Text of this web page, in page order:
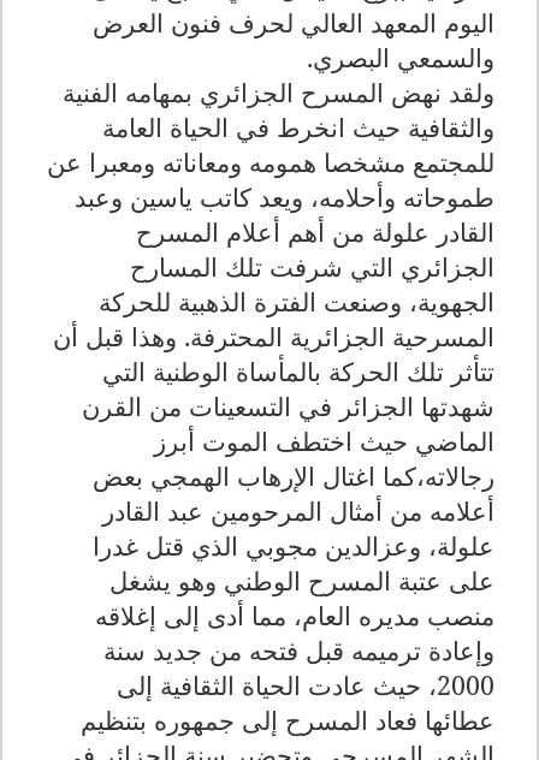
اليوم المعهد العالي لحرف فنون العرض
والسمعي البصري.
ولقد نهض المسرح الجزائري بمهامه الفنية
والثقافية حيث انخرط في الحياة العامة
للمجتمع مشخصا همومه ومعاناته ومعبرا عن
طموحاته وأحلامه، ويعد كاتب ياسين وعبد
القادر علولة من أهم أعلام المسرح
الجزائري التي شرفت تلك المسارح
الجهوية، وصنعت الفترة الذهبية للحركة
المسرحية الجزائرية المحترفة. وهذا قبل أن
تتأثر تلك الحركة بالمأساة الوطنية التي
شهدتها الجزائر في التسعينات من القرن
الماضي حيث اختطف الموت أبرز
رجالاته،كما اغتال الإرهاب الهمجي بعض
أعلامه من أمثال المرحومين عبد القادر
علولة، وعزالدين مجوبي الذي قتل غدرا
على عتبة المسرح الوطني وهو يشغل
منصب مديره العام، مما أدى إلى إغلاقه
وإعادة ترميمه قبل فتحه من جديد سنة
2000، حيث عادت الحياة الثقافية إلى
عطائها فعاد المسرح إلى جمهوره بتنظيم